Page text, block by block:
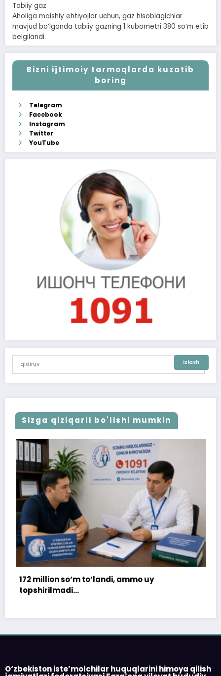
Tabiiy gaz
Аholiga maishiy ehtiyojlar uchun, gaz hisoblagichlar
mavjud boʼlganda tabiiy gazning 1 kubometri 380 soʼm etib
belgilandi.
Bizni ijtimoiy tarmoqlarda kuzatib
boring
Telegram
Facebook
Instagram
Twitter
YouTube
Sizga qiziqarli bo'lishi mumkin